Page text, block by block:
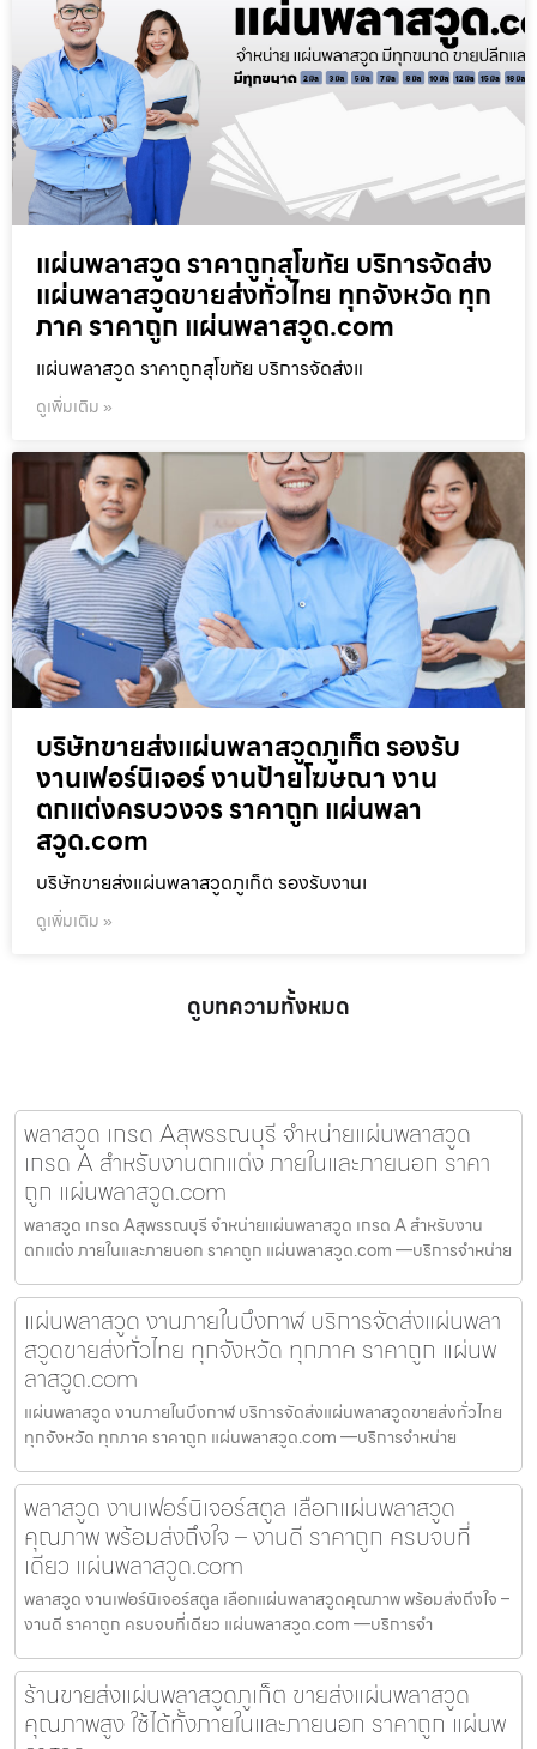
แผ่นพลาสวูด ราคาถูกสุโขทัย บริการจัดส่ง
แผ่นพลาสวูดขายส่งทั่วไทย ทุกจังหวัด ทุก
ภาค ราคาถูก แผ่นพลาสวูด.com
แผ่นพลาสวูด ราคาถูกสุโขทัย บริการจัดส่งแ
ดูเพิ่มเติม »
บริษัทขายส่งแผ่นพลาสวูดภูเก็ต รองรับ
งานเฟอร์นิเจอร์ งานป้ายโฆษณา งาน
ตกแต่งครบวงจร ราคาถูก แผ่นพลา
สวูด.com
บริษัทขายส่งแผ่นพลาสวูดภูเก็ต รองรับงานเ
ดูเพิ่มเติม »
ดูบทความทั้งหมด
พลาสวูด เกรด Aสุพรรณบุรี จำหน่ายแผ่นพลาสวูด
เกรด A สำหรับงานตกแต่ง ภายในและภายนอก ราคา
ถูก แผ่นพลาสวูด.com
พลาสวูด เกรด Aสุพรรณบุรี จำหน่ายแผ่นพลาสวูด เกรด A สำหรับงาน
ตกแต่ง ภายในและภายนอก ราคาถูก แผ่นพลาสวูด.com —บริการจำหน่าย
แผ่นพลาสวูด งานภายในบึงกาฬ บริการจัดส่งแผ่นพลา
สวูดขายส่งทั่วไทย ทุกจังหวัด ทุกภาค ราคาถูก แผ่นพ
ลาสวูด.com
แผ่นพลาสวูด งานภายในบึงกาฬ บริการจัดส่งแผ่นพลาสวูดขายส่งทั่วไทย
ทุกจังหวัด ทุกภาค ราคาถูก แผ่นพลาสวูด.com —บริการจำหน่าย
พลาสวูด งานเฟอร์นิเจอร์สตูล เลือกแผ่นพลาสวูด
คุณภาพ พร้อมส่งถึงใจ – งานดี ราคาถูก ครบจบที่
เดียว แผ่นพลาสวูด.com
พลาสวูด งานเฟอร์นิเจอร์สตูล เลือกแผ่นพลาสวูดคุณภาพ พร้อมส่งถึงใจ –
งานดี ราคาถูก ครบจบที่เดียว แผ่นพลาสวูด.com —บริการจำ
ร้านขายส่งแผ่นพลาสวูดภูเก็ต ขายส่งแผ่นพลาสวูด
คุณภาพสูง ใช้ได้ทั้งภายในและภายนอก ราคาถูก แผ่นพ